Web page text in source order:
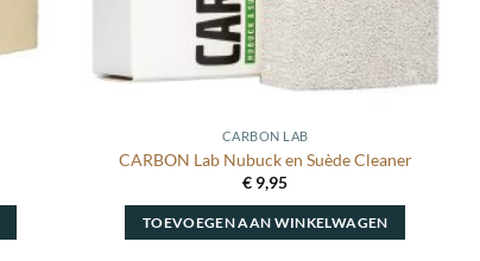
CARBON LAB
CARBON Lab Nubuck en Suède Cleaner
€ 9,95
TOEVOEGEN AAN WINKELWAGEN